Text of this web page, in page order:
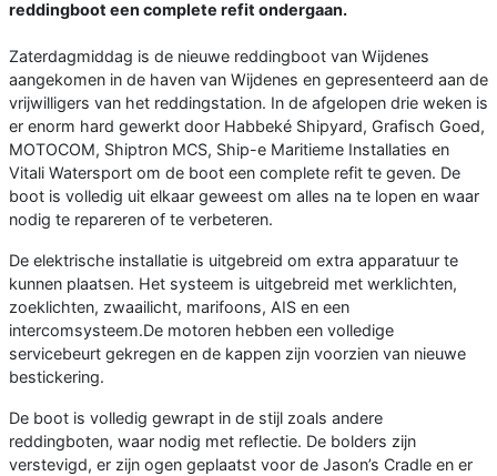
reddingboot een complete refit ondergaan.
Zaterdagmiddag is de nieuwe reddingboot van Wijdenes
aangekomen in de haven van Wijdenes en gepresenteerd aan de
vrijwilligers van het reddingstation. In de afgelopen drie weken is
er enorm hard gewerkt door Habbeké Shipyard, Grafisch Goed,
MOTOCOM, Shiptron MCS, Ship-e Maritieme Installaties en
Vitali Watersport om de boot een complete refit te geven. De
boot is volledig uit elkaar geweest om alles na te lopen en waar
nodig te repareren of te verbeteren.
De elektrische installatie is uitgebreid om extra apparatuur te
kunnen plaatsen. Het systeem is uitgebreid met werklichten,
zoeklichten, zwaailicht, marifoons, AIS en een
intercomsysteem.De motoren hebben een volledige
servicebeurt gekregen en de kappen zijn voorzien van nieuwe
bestickering.
De boot is volledig gewrapt in de stijl zoals andere
reddingboten, waar nodig met reflectie. De bolders zijn
verstevigd, er zijn ogen geplaatst voor de Jason’s Cradle en er